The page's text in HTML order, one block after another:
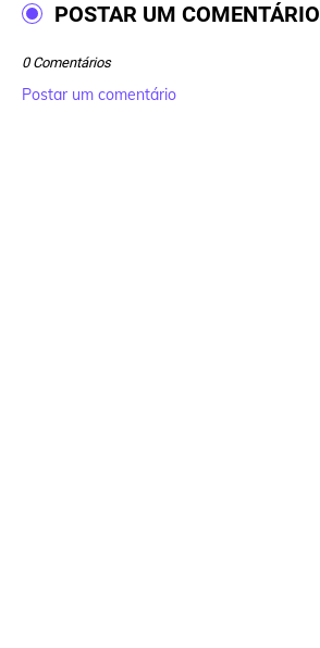
POSTAR UM COMENTÁRIO
0 Comentários
Postar um comentário